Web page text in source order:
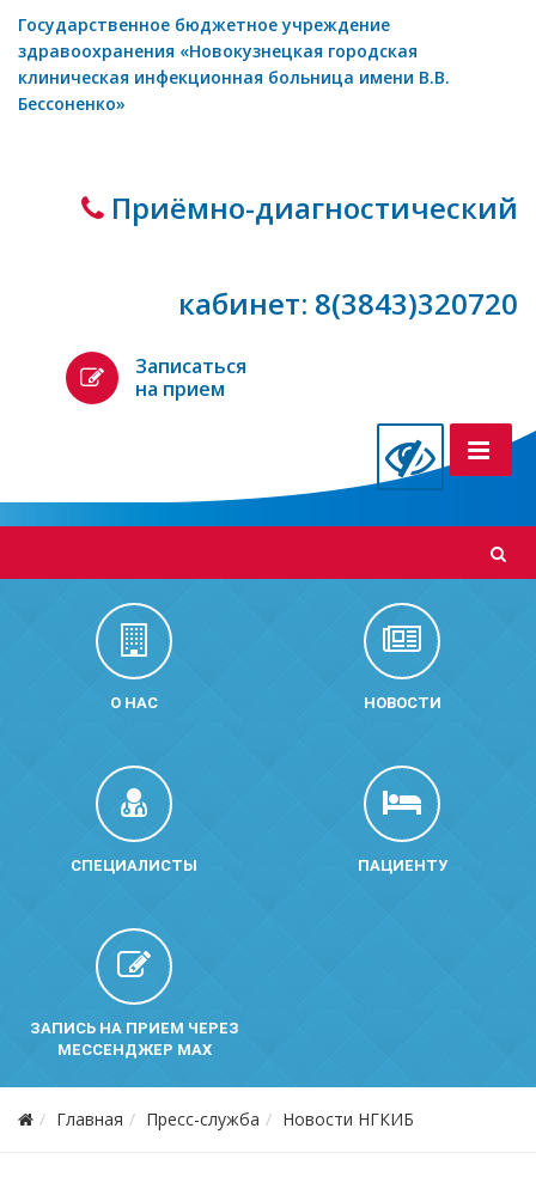
Государственное бюджетное учреждение
здравоохранения «Новокузнецкая городская
клиническая инфекционная больница имени В.В.
Бессоненко»
Приёмно-диагностический
кабинет: 8(3843)320720
Записаться
на прием
О НАС НОВОСТИ
СПЕЦИАЛИСТЫ ПАЦИЕНТУ
ЗАПИСЬ НА ПРИЕМ ЧЕРЕЗ
МЕССЕНДЖЕР MAX
Главная Пресс-служба Новости НГКИБ